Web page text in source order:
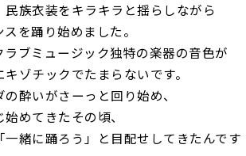
民族衣装をキラキラと揺らしながら
を踊り始めました。
ラブミュージック独特の楽器の音色が
ゾチックでたまらないです。
酔いがさーっと回り始め、
めてきたその頃、
一緒に踊ろう」と目配せしてきたんです